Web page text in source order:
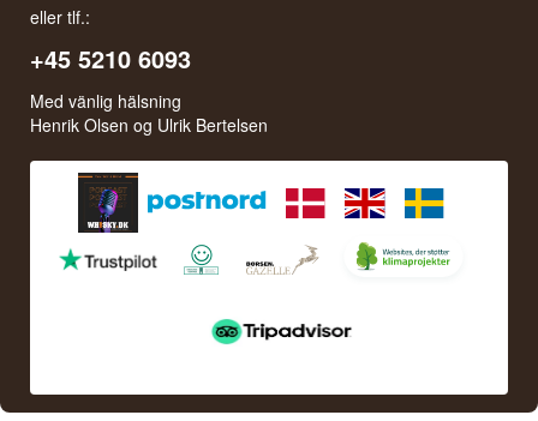
eller tlf.:
+45 5210 6093
Med vänlig hälsning
Henrik Olsen og Ulrik Bertelsen